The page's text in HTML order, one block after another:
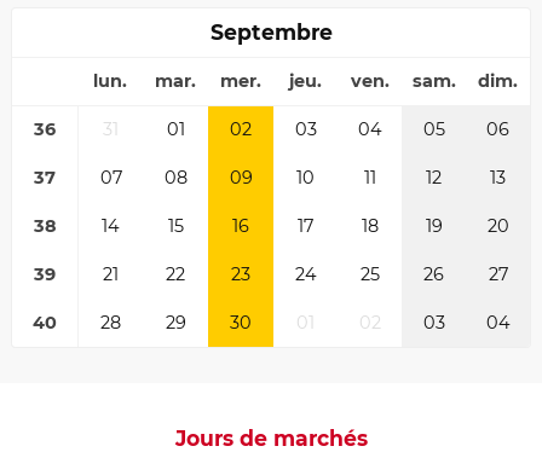
Septembre
lun. mar. mer. jeu. ven. sam. dim.
36 31 01 02 03 04 05 06
37 07 08 09 10 11 12 13
38 14 15 16 17 18 19 20
39 21 22 23 24 25 26 27
40 28 29 30 01 02 03 04
Jours de marchés